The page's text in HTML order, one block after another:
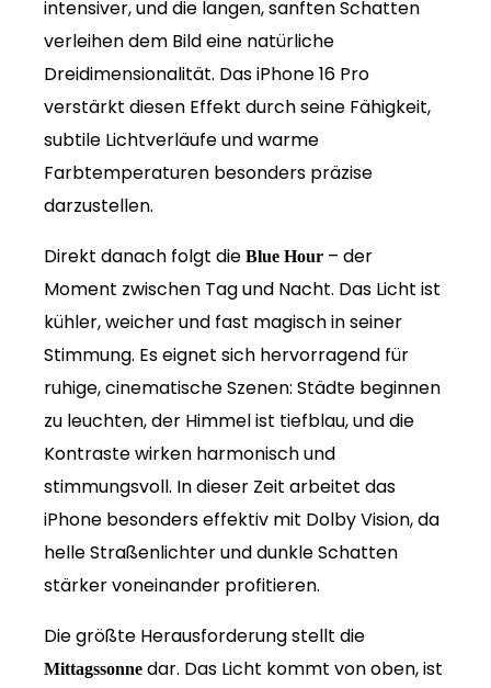
intensiver, und die langen, sanften Schatten
verleihen dem Bild eine natürliche
Dreidimensionalität. Das iPhone 16 Pro
verstärkt diesen Effekt durch seine Fähigkeit,
subtile Lichtverläufe und warme
Farbtemperaturen besonders präzise
darzustellen.
Direkt danach folgt dieBlue Hour – der
Moment zwischen Tag und Nacht. Das Licht ist
kühler, weicher und fast magisch in seiner
Stimmung. Es eignet sich hervorragend für
ruhige, cinematische Szenen: Städte beginnen
zu leuchten, der Himmel ist tiefblau, und die
Kontraste wirken harmonisch und
stimmungsvoll. In dieser Zeit arbeitet das
iPhone besonders effektiv mit Dolby Vision, da
helle Straßenlichter und dunkle Schatten
stärker voneinander profitieren.
Die größte Herausforderung stellt die
Mittagssonne dar. Das Licht kommt von oben, ist